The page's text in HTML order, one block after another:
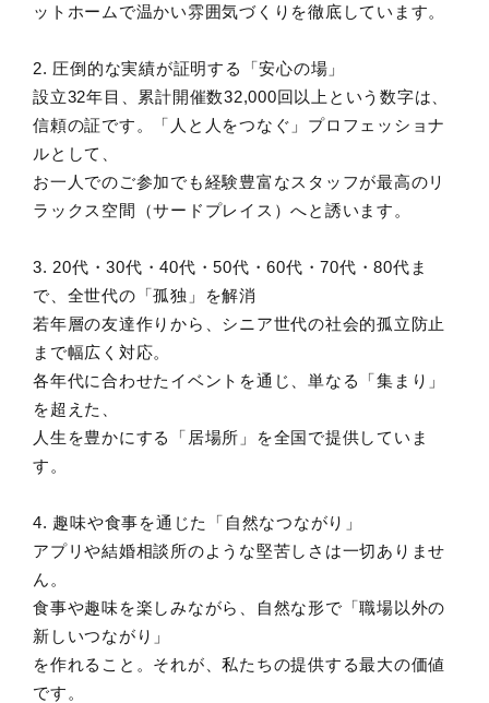
ットホームで温かい雰囲気づくりを徹底しています。
2. 圧倒的な実績が証明する「安心の場」
設立32年目、累計開催数32,000回以上という数字は、
信頼の証です。「人と人をつなぐ」プロフェッショナ
ルとして、
お一人でのご参加でも経験豊富なスタッフが最高のリ
ラックス空間（サードプレイス）へと誘います。
3. 20代・30代・40代・50代・60代・70代・80代ま
で、全世代の「孤独」を解消
若年層の友達作りから、シニア世代の社会的孤立防止
まで幅広く対応。
各年代に合わせたイベントを通じ、単なる「集まり」
を超えた、
人生を豊かにする「居場所」を全国で提供していま
す。
4. 趣味や食事を通じた「自然なつながり」
アプリや結婚相談所のような堅苦しさは一切ありませ
ん。
食事や趣味を楽しみながら、自然な形で「職場以外の
新しいつながり」
を作れること。それが、私たちの提供する最大の価値
です。